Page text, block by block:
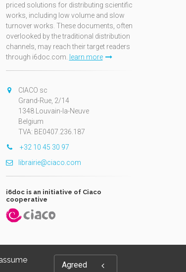
Agreed
priced solutions for distributing scientific
works, including low volume and slow
turnover works. These documents, often
overlooked by the traditional distribution
channels, may reach their target readers
through i6doc.com. learn more
CIACO sc
Grand-Rue, 2/14
1348 Louvain-la-Neuve
Belgium
TVA: BE0407.236.187
+32 10 45 30 97
librairie@ciaco.com
i6doc is an initiative of Ciaco
cooperative